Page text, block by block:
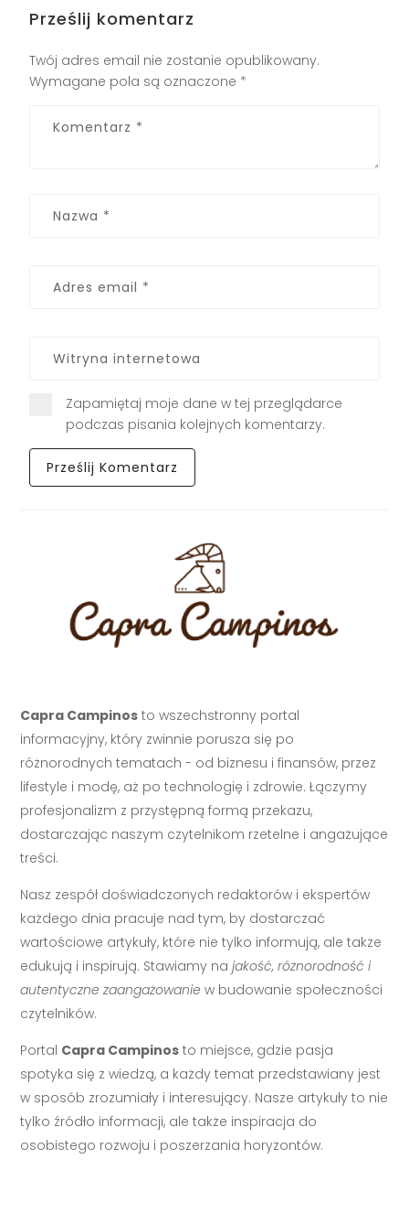
Prześlij komentarz
Twój adres email nie zostanie opublikowany.
Wymagane pola są oznaczone *
Zapamiętaj moje dane w tej przeglądarce
podczas pisania kolejnych komentarzy.
Capra Campinos to wszechstronny portal
informacyjny, który zwinnie porusza się po
różnorodnych tematach - od biznesu i finansów, przez
lifestyle i modę, aż po technologię i zdrowie. Łączymy
profesjonalizm z przystępną formą przekazu,
dostarczając naszym czytelnikom rzetelne i angażujące
treści.
Nasz zespół doświadczonych redaktorów i ekspertów
każdego dnia pracuje nad tym, by dostarczać
wartościowe artykuły, które nie tylko informują, ale także
edukują i inspirują. Stawiamy najakość, różnorodność i
autentyczne zaangażowanie w budowanie społeczności
czytelników.
Portal Capra Campinos to miejsce, gdzie pasja
spotyka się z wiedzą, a każdy temat przedstawiany jest
w sposób zrozumiały i interesujący. Nasze artykuły to nie
tylko źródło informacji, ale także inspiracja do
osobistego rozwoju i poszerzania horyzontów.